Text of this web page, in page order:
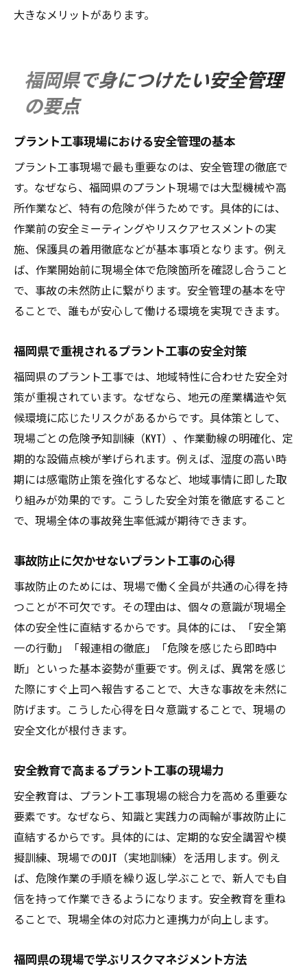
今後のプラント工事業界の動向と可能性
未経験者が挑戦しやすいプラント工事の魅
力
ド
大きなメリットがあります。
福岡県で身につけたい安全管理
の要点
プラント工事現場における安全管理の基本
プラント工事現場で最も重要なのは、安全管理の徹底で
す。なぜなら、福岡県のプラント現場では大型機械や高
所作業など、特有の危険が伴うためです。具体的には、
作業前の安全ミーティングやリスクアセスメントの実
施、保護具の着用徹底などが基本事項となります。例え
ば、作業開始前に現場全体で危険箇所を確認し合うこと
で、事故の未然防止に繋がります。安全管理の基本を守
ることで、誰もが安心して働ける環境を実現できます。
福岡県で重視されるプラント工事の安全対策
福岡県のプラント工事では、地域特性に合わせた安全対
策が重視されています。なぜなら、地元の産業構造や気
候環境に応じたリスクがあるからです。具体策として、
現場ごとの危険予知訓練（KYT）、作業動線の明確化、定
期的な設備点検が挙げられます。例えば、湿度の高い時
期には感電防止策を強化するなど、地域事情に即した取
り組みが効果的です。こうした安全対策を徹底すること
で、現場全体の事故発生率低減が期待できます。
事故防止に欠かせないプラント工事の心得
事故防止のためには、現場で働く全員が共通の心得を持
つことが不可欠です。その理由は、個々の意識が現場全
体の安全性に直結するからです。具体的には、「安全第
一の行動」「報連相の徹底」「危険を感じたら即時中
断」といった基本姿勢が重要です。例えば、異常を感じ
た際にすぐ上司へ報告することで、大きな事故を未然に
防げます。こうした心得を日々意識することで、現場の
安全文化が根付きます。
安全教育で高まるプラント工事の現場力
安全教育は、プラント工事現場の総合力を高める重要な
要素です。なぜなら、知識と実践力の両輪が事故防止に
直結するからです。具体的には、定期的な安全講習や模
擬訓練、現場でのOJT（実地訓練）を活用します。例え
ば、危険作業の手順を繰り返し学ぶことで、新人でも自
信を持って作業できるようになります。安全教育を重ね
ることで、現場全体の対応力と連携力が向上します。
福岡県の現場で学ぶリスクマネジメント方法